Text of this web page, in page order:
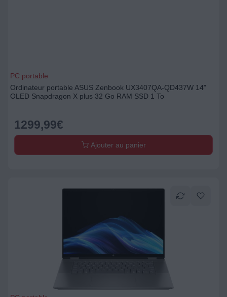
PC portable
Ordinateur portable ASUS Zenbook UX3407QA-QD437W 14"
OLED Snapdragon X plus 32 Go RAM SSD 1 To
1299,99€
Ajouter au panier